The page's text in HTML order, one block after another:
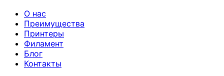
О нас
Преимущества
Принтеры
Филамент
Блог
Контакты